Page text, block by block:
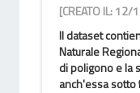
[CREATO IL:
Il dataset
Naturale
di poligono e la
anch'essa sotto